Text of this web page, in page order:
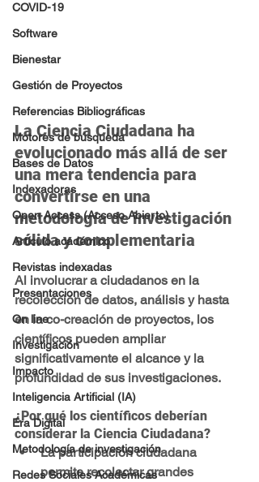
COVID-19
Software
Bienestar
Gestión de Proyectos
Referencias Bibliográficas
Motores de búsqueda
Bases de Datos
Indexadoras
Open Access (Acceso Abierto)
Artículo académico
Revistas indexadas
Presentaciones
On line
Investigación
Impacto
Inteligencia Artificial (IA)
Era Digital
Metodología de investigación
Redes Sociales Académicas
La Ciencia Ciudadana ha
evolucionado más allá de ser
una mera tendencia para
convertirse en una
metodología de investigación
sólida y complementaria
Al involucrar a ciudadanos en la
recolección de datos, análisis y hasta
en la co-creación de proyectos, los
científicos pueden ampliar
significativamente el alcance y la
profundidad de sus investigaciones.
¿Por qué los científicos deberían
considerar la Ciencia Ciudadana?
La participación ciudadana
permite recolectar grandes